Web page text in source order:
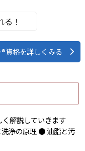
！
資格を詳しくみる
解説していきます
浄の原理 ● 油脂と汚